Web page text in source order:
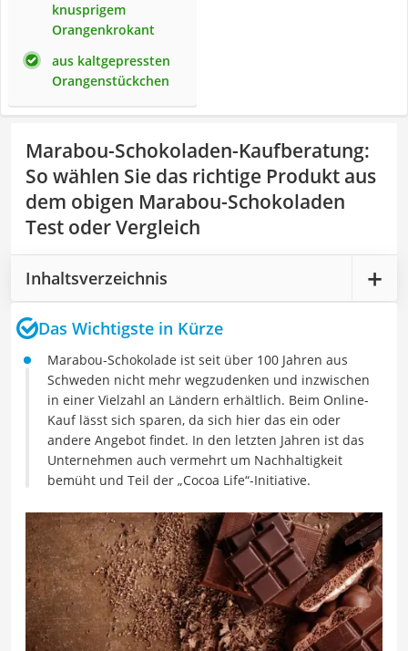
knusprigem
Orangenkrokant
aus kaltgepressten
Orangenstückchen
Marabou-Schokoladen-Kaufberatung:
So wählen Sie das richtige Produkt aus
dem obigen Marabou-Schokoladen
Test oder Vergleich
Inhaltsverzeichnis
Das Wichtigste in Kürze
Marabou-Schokolade ist seit über 100 Jahren aus
Schweden nicht mehr wegzudenken und inzwischen
in einer Vielzahl an Ländern erhältlich. Beim Online-
Kauf lässt sich sparen, da sich hier das ein oder
andere Angebot findet. In den letzten Jahren ist das
Unternehmen auch vermehrt um Nachhaltigkeit
bemüht und Teil der „Cocoa Life“-Initiative.